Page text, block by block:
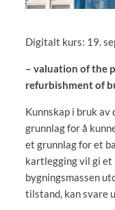
Digitalt kurs: 19.
– valuation of the
refurbishment of
Kunnskap i bruk av
grunnlag for å
et grunnlag for et
kartlegging vil gi
bygningsmassen
tilstand, kan svare